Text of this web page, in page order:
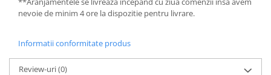
nevoie de minim 4 ore la dispozitie pentru livrare.
Informatii conformitate produs
Review-uri(0)